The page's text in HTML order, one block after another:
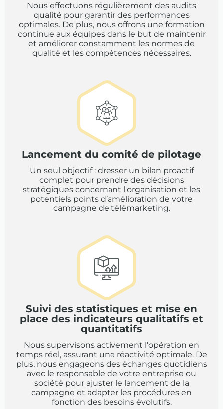
Nous effectuons régulièrement des audits
qualité pour garantir des performances
optimales. De plus, nous offrons une formation
continue aux équipes dans le but de maintenir
et améliorer constamment les normes de
qualité et les compétences nécessaires.
Lancement du comité de pilotage
Un seul objectif : dresser un bilan proactif
complet pour prendre des décisions
stratégiques concernant l'organisation et les
potentiels points d’amélioration de votre
campagne de télémarketing.
Suivi des statistiques et mise en
place des indicateurs qualitatifs et
quantitatifs
Nous supervisons activement l'opération en
temps réel, assurant une réactivité optimale. De
plus, nous engageons des échanges quotidiens
avec le responsable de votre entreprise ou
société pour ajuster le lancement de la
campagne et adapter les procédures en
fonction des besoins évolutifs.